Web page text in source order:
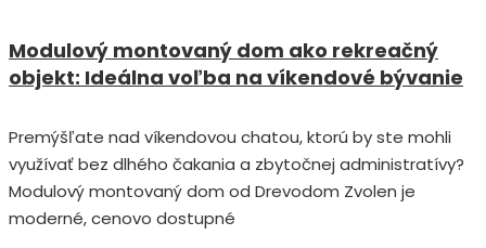
Modulový montovaný dom ako rekreačný
objekt: Ideálna voľba na víkendové bývanie
Premýšľate nad víkendovou chatou, ktorú by ste mohli
využívať bez dlhého čakania a zbytočnej administratívy?
Modulový montovaný dom od Drevodom Zvolen je
moderné, cenovo dostupné